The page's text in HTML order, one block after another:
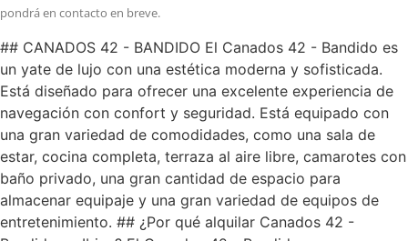
pondrá en contacto en breve.
## CANADOS 42 - BANDIDO El Canados 42 - Bandido es
un yate de lujo con una estética moderna y sofisticada.
Está diseñado para ofrecer una excelente experiencia de
navegación con confort y seguridad. Está equipado con
una gran variedad de comodidades, como una sala de
estar, cocina completa, terraza al aire libre, camarotes con
baño privado, una gran cantidad de espacio para
almacenar equipaje y una gran variedad de equipos de
entretenimiento. ## ¿Por qué alquilar Canados 42 -